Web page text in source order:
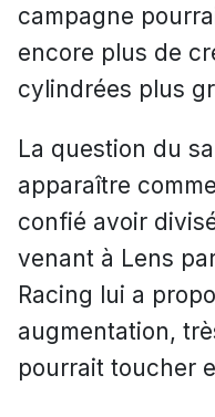
campagne
encore plus de
cylindrées plus
La question du
apparaître
confié avoir
venant à Lens
Racing lui a
augmentation,
pourrait toucher